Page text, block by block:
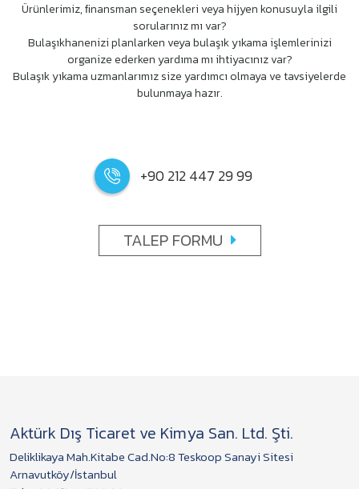
Ürünlerimiz, ﬁnansman seçenekleri veya hijyen konusuyla ilgili
sorularınız mı var?
Bulaşıkhanenizi planlarken veya bulaşık yıkama işlemlerinizi
organize ederken yardıma mı ihtiyacınız var?
Bulaşık yıkama uzmanlarımız size yardımcı olmaya ve tavsiyelerde
bulunmaya hazır.
+90 212 447 29 99
TALEP FORMU
Aktürk Dış Ticaret ve Kimya San. Ltd. Şti.
Deliklikaya Mah.Kitabe Cad.No:8 Teskoop Sanayi Sitesi
Arnavutköy/İstanbul